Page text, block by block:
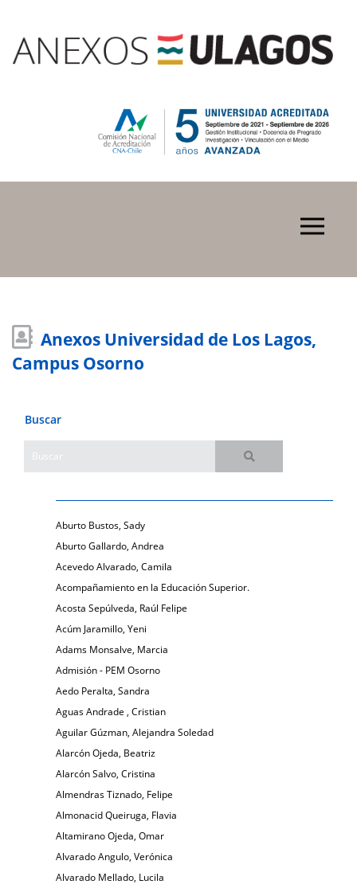
Anexos Universidad de Los Lagos,
Campus Osorno
Buscar
Aburto Bustos, Sady
Aburto Gallardo, Andrea
Acevedo Alvarado, Camila
Acompañamiento en la Educación Superior.
Acosta Sepúlveda, Raúl Felipe
Acúm Jaramillo, Yeni
Adams Monsalve, Marcia
Admisión - PEM Osorno
Aedo Peralta, Sandra
Aguas Andrade , Cristian
Aguilar Gúzman, Alejandra Soledad
Alarcón Ojeda, Beatriz
Alarcón Salvo, Cristina
Almendras Tiznado, Felipe
Almonacid Queiruga, Flavia
Altamirano Ojeda, Omar
Alvarado Angulo, Verónica
Alvarado Mellado, Lucila